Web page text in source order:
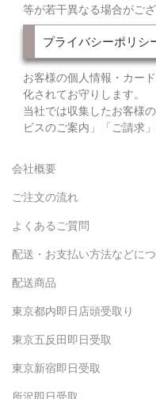
等が若干異なる場合がご
プライバシーポリシ
お客様の個人情報・カー
化されてお守りします。
当社では収集したお客様
ビスのご案内」「ご請求
会社概要
ご注文の流れ
よくあるご質問
配送・お支払い方法などに
配送商品
東京都内即日店頭受取り
東京五反田即日受取
東京新宿即日受取